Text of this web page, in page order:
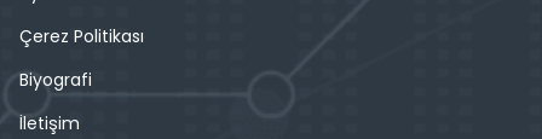
Çerez Politikası
Biyografi
İletişim